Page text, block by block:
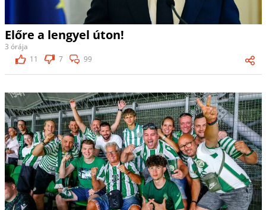
Előre a lengyel úton!
3 órája
11
7 99